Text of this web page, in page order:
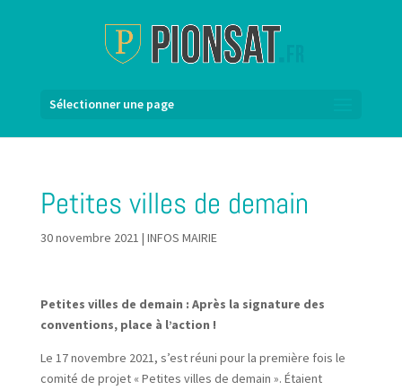
Sélectionner une page
Petites villes de demain
30 novembre 2021 | INFOS MAIRIE
Petites villes de demain : Après la signature des
conventions, place à l’action !
Le 17 novembre 2021, s’est réuni pour la première fois le
comité de projet « Petites villes de demain ». Étaient